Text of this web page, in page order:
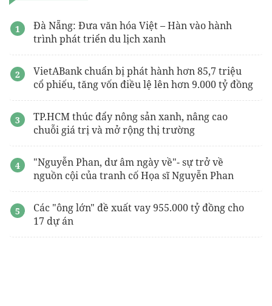
Đà Nẵng: Đưa văn hóa Việt – Hàn vào hành
trình phát triển du lịch xanh
VietABank chuẩn bị phát hành hơn 85,7 triệu
cổ phiếu, tăng vốn điều lệ lên hơn 9.000 tỷ đồng
TP.HCM thúc đẩy nông sản xanh, nâng cao
chuỗi giá trị và mở rộng thị trường
"Nguyễn Phan, dư âm ngày về"- sự trở về
nguồn cội của tranh cố Họa sĩ Nguyễn Phan
Các "ông lớn" đề xuất vay 955.000 tỷ đồng cho
17 dự án